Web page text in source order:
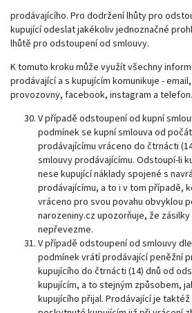
prodávajícího. Pro dodržení lhůty pro
kupující odeslat jakékoliv jednoznačné
lhůtě pro odstoupení od smlouvy.
K tomuto kroku může využít všechny
prodávající a s kupujícím komunikuje -
provozovny, facebook, instagram a telefon.
V případě odstoupení od kupní
podmínek se kupní smlouva od
prodávajícímu vráceno do čtrnácti
smlouvy prodávajícímu. Odstoupí-li
nese kupující náklady spojené s
prodávajícímu, a to i v tom případě,
vráceno pro svou povahu obvyklou
narozeniny.cz upozorňuje, že
nepřevezme.
V případě odstoupení od smlouvy
podmínek vrátí prodávající peněžní
kupujícího do čtrnácti (14) dnů od
kupujícím, a to stejným způsobem,
kupujícího přijal. Prodávající je